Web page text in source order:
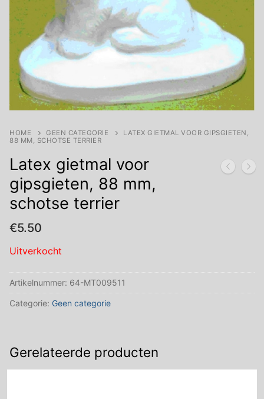
HOME GEEN CATEGORIE
LATEX GIETMAL VOOR GIPSGIETEN,
88 MM, SCHOTSE TERRIER
Latex gietmal voor
gipsgieten, 88 mm,
schotse terrier
€5.50
Uitverkocht
Artikelnummer: 64-MT009511
Categorie: Geen categorie
Gerelateerde producten